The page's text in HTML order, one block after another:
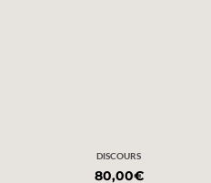
DISCOURS
80,00€